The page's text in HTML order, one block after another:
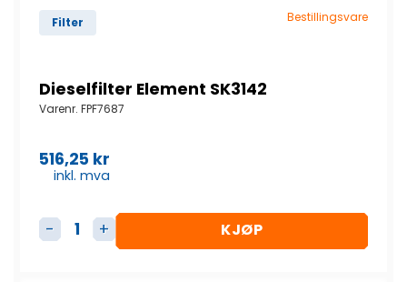
Filter Bestillingsvare
Dieselfilter Element SK3142
Varenr. FPF7687
516,25 kr
inkl. mva
Dieselfilter Element SK3142 antall
KJØP